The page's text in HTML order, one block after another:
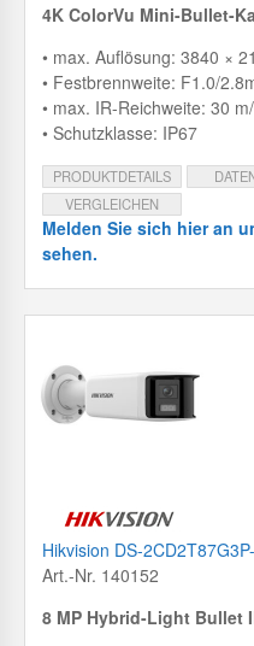
4K ColorVu Mini-Bullet-
• max. Auflösung: 3840 ×
• Festbrennweite: F1.0/
• max. IR-Reichweite: 30
• Schutzklasse: IP67
PRODUKTDETAILS
VERGLEICHEN
Melden Sie sich hier an
sehen.
Hikvision DS-
Art.-Nr. 140152
8 MP Hybrid-Light Bullet